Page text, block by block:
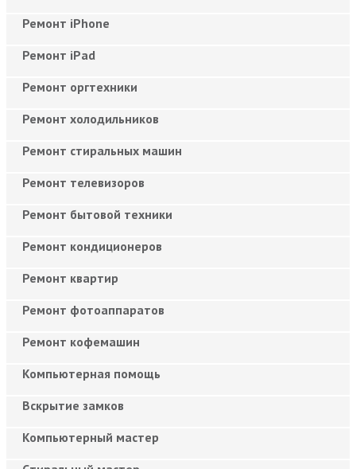
Ремонт iPhone
Ремонт iPad
Ремонт оргтехники
Ремонт холодильников
Ремонт стиральных машин
Ремонт телевизоров
Ремонт бытовой техники
Ремонт кондиционеров
Ремонт квартир
Ремонт фотоаппаратов
Ремонт кофемашин
Компьютерная помощь
Вскрытие замков
Компьютерный мастер